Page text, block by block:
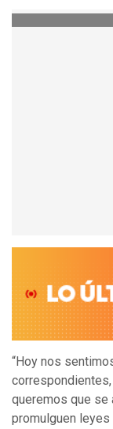
“Hoy nos
queremos que se
promulguen